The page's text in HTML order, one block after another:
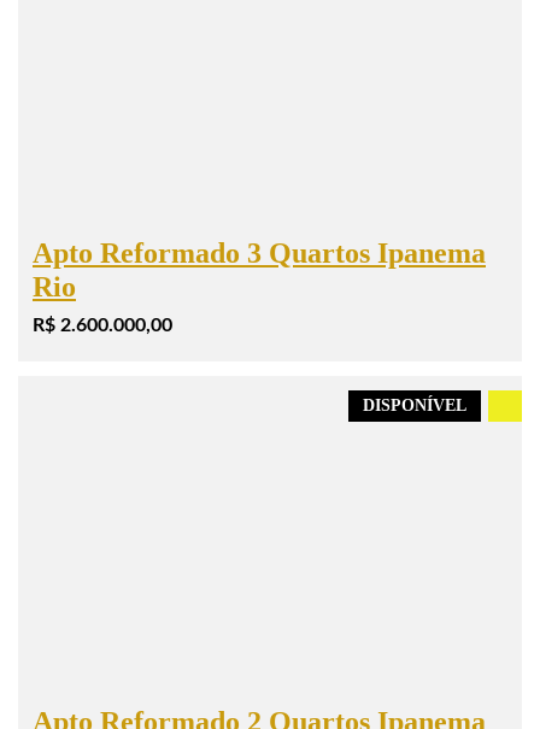
Apto Reformado 3 Quartos Ipanema
Rio
R$ 2.600.000,00
DISPONÍVEL
Apto Reformado 2 Quartos Ipanema